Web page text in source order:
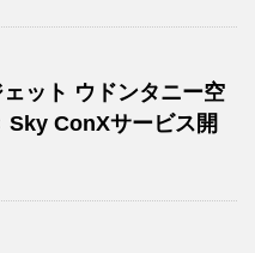
ット ウドンタニー空
Sky ConXサービス開